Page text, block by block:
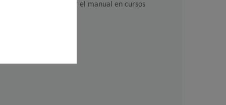
permiten usar el manual en cursos